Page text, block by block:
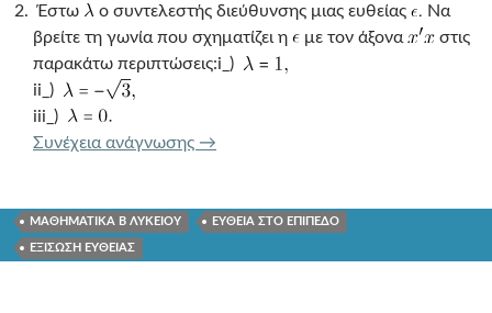
Έστω
ο συντελεστής διεύθυνσης μιας ευθείας
Να
βρείτε τη γωνία που σχηματίζει η
με τον άξονα
στις
παρακάτω περιπτώσεις:i_)
ii_)
iii_)
Συνέχεια ανάγνωσης ΑΣΚΗΣΕΙΣ ΕΞΙΣΩΣΗ ΕΥΘΕΙΑΣ
→
ΜΑΘΗΜΑΤΙΚΑ Β ΛΥΚΕΙΟΥ ΕΥΘΕΙΑ ΣΤΟ ΕΠΙΠΕΔΟ
ΕΞΙΣΩΣΗ ΕΥΘΕΙΑΣ